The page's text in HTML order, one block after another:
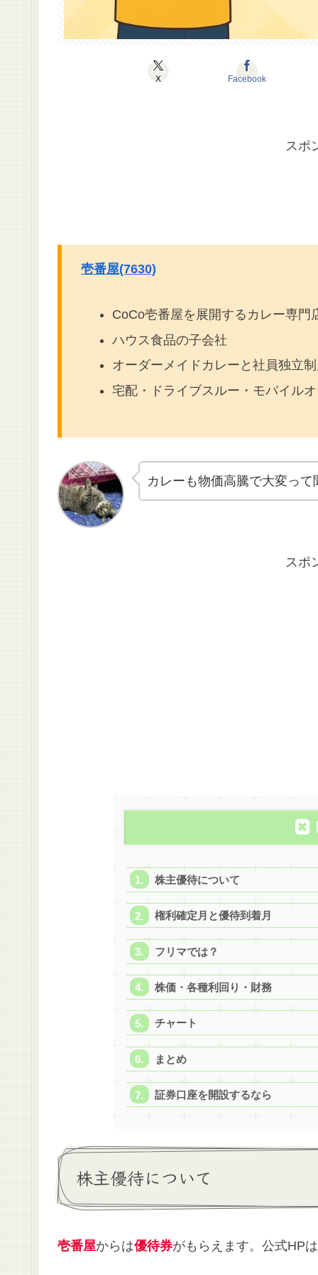
X Facebook
スポ
壱番屋(7630)
CoCo壱番屋を展開するカレー専門
ハウス食品の子会社
オーダーメイドカレーと社員独立
宅配・ドライブスルー・モバイル
カレーも物価高騰で大変って
スポ
株主優待について
権利確定月と優待到着月
フリマでは？
株価・各種利回り・財務
チャート
まとめ
証券口座を開設するなら
株主優待について
壱番屋からは優待券がもらえます。公式HPは